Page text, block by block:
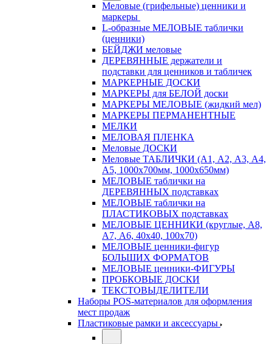
Меловые (грифельные) ценники и
маркеры
L-образные МЕЛОВЫЕ таблички
(ценники)
БЕЙДЖИ меловые
ДЕРЕВЯННЫЕ держатели и
подставки для ценников и табличек
МАРКЕРНЫЕ ДОСКИ
МАРКЕРЫ для БЕЛОЙ доски
МАРКЕРЫ МЕЛОВЫЕ (жидкий мел)
МАРКЕРЫ ПЕРМАНЕНТНЫЕ
МЕЛКИ
МЕЛОВАЯ ПЛЕНКА
Меловые ДОСКИ
Меловые ТАБЛИЧКИ (А1, А2, А3, А4,
А5, 1000х700мм, 1000х650мм)
МЕЛОВЫЕ таблички на
ДЕРЕВЯННЫХ подставках
МЕЛОВЫЕ таблички на
ПЛАСТИКОВЫХ подставках
МЕЛОВЫЕ ЦЕННИКИ (круглые, А8,
А7, А6, 40х40, 100х70)
МЕЛОВЫЕ ценники-фигур
БОЛЬШИХ ФОРМАТОВ
МЕЛОВЫЕ ценники-ФИГУРЫ
ПРОБКОВЫЕ ДОСКИ
ТЕКСТОВЫДЕЛИТЕЛИ
Наборы POS-материалов для оформления
мест продаж
Пластиковые рамки и аксессуары